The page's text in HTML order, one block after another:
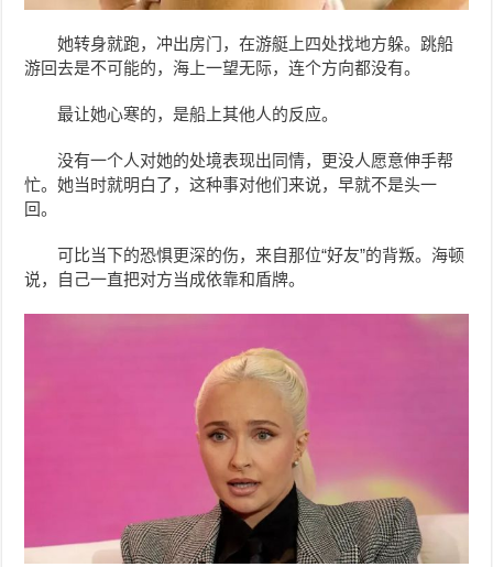
她转身就跑，冲出房门，在游艇上四处找地方躲。跳船
游回去是不可能的，海上一望无际，连个方向都没有。
最让她心寒的，是船上其他人的反应。
没有一个人对她的处境表现出同情，更没人愿意伸手帮
忙。她当时就明白了，这种事对他们来说，早就不是头一
回。
可比当下的恐惧更深的伤，来自那位“好友”的背叛。海顿
说，自己一直把对方当成依靠和盾牌。